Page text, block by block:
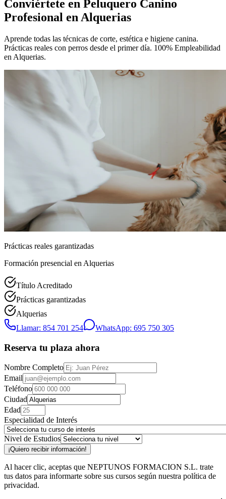
Conviértete en Peluquero Canino
Profesional en Alquerias
Aprende todas las técnicas de corte, estética e higiene canina.
Prácticas reales con perros desde el primer día. 100% Empleabilidad
en Alquerias.
Prácticas reales garantizadas
Formación presencial en Alquerias
Título Acreditado
Prácticas garantizadas
Alquerias
Llamar: 854 701 254
WhatsApp: 695 750 305
Reserva tu plaza ahora
Nombre Completo
Email
Teléfono
Ciudad
Edad
Especialidad de Interés
Nivel de Estudios
¡Quiero recibir información!
Al hacer clic, aceptas que NEPTUNOS FORMACION S.L. trate
tus datos para informarte sobre sus cursos según nuestra política de
privacidad.